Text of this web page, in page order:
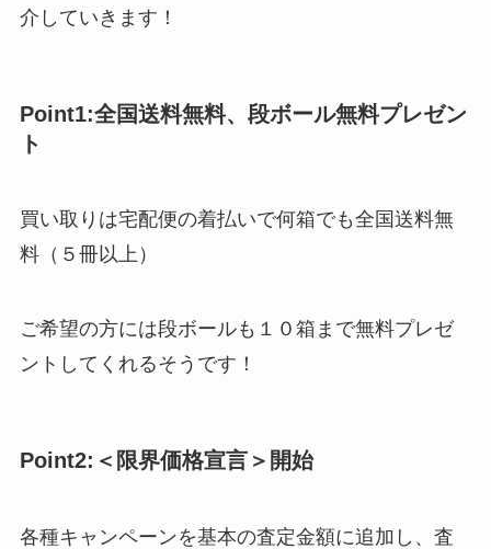
介していきます！
Point1:全国送料無料、段ボール無料プレゼン
ト
買い取りは宅配便の着払いで何箱でも全国送料無
料（５冊以上）
ご希望の方には段ボールも１０箱まで無料プレゼ
ントしてくれるそうです！
Point2:＜限界価格宣言＞開始
各種キャンペーンを基本の査定金額に追加し、査